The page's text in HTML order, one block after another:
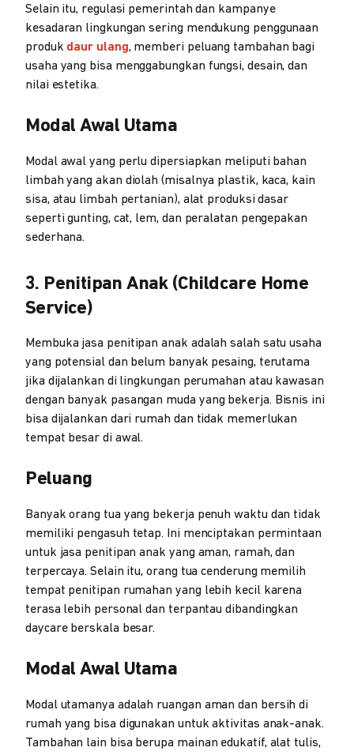
Selain itu, regulasi pemerintah dan kampanye
kesadaran lingkungan sering mendukung penggunaan
produk daur ulang, memberi peluang tambahan bagi
usaha yang bisa menggabungkan fungsi, desain, dan
nilai estetika.
Modal Awal Utama
Modal awal yang perlu dipersiapkan meliputi bahan
limbah yang akan diolah (misalnya plastik, kaca, kain
sisa, atau limbah pertanian), alat produksi dasar
seperti gunting, cat, lem, dan peralatan pengepakan
sederhana.
3. Penitipan Anak (Childcare Home
Service)
Membuka jasa penitipan anak adalah salah satu usaha
yang potensial dan belum banyak pesaing, terutama
jika dijalankan di lingkungan perumahan atau kawasan
dengan banyak pasangan muda yang bekerja. Bisnis ini
bisa dijalankan dari rumah dan tidak memerlukan
tempat besar di awal.
Peluang
Banyak orang tua yang bekerja penuh waktu dan tidak
memiliki pengasuh tetap. Ini menciptakan permintaan
untuk jasa penitipan anak yang aman, ramah, dan
terpercaya. Selain itu, orang tua cenderung memilih
tempat penitipan rumahan yang lebih kecil karena
terasa lebih personal dan terpantau dibandingkan
daycare berskala besar.
Modal Awal Utama
Modal utamanya adalah ruangan aman dan bersih di
rumah yang bisa digunakan untuk aktivitas anak-anak.
Tambahan lain bisa berupa mainan edukatif, alat tulis,